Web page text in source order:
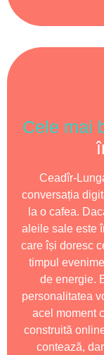
Cele mai
Ceadîr-
conversația
la o cafea.
aleile sale este
care își doresc
timpul
de energie.
personalitatea
acel moment
construită
contează,